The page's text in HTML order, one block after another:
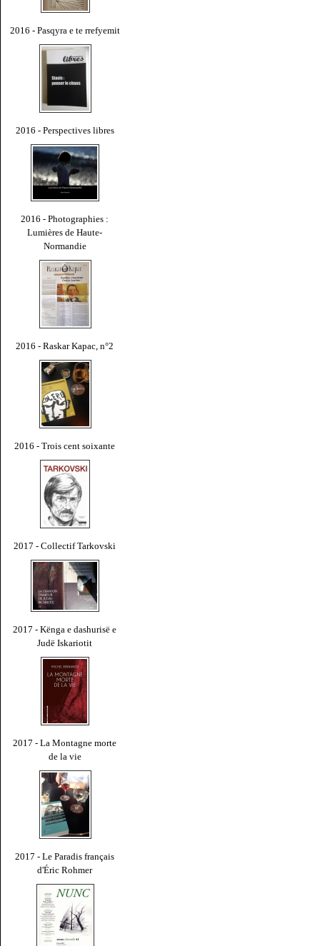
2016 - Pasqyra e te rrefyemit
2016 - Perspectives libres
2016 - Photographies :
Lumières de Haute-
Normandie
2016 - Raskar Kapac, n°2
2016 - Trois cent soixante
2017 - Collectif Tarkovski
2017 - Kënga e dashurisë e
Judë Iskariotit
2017 - La Montagne morte
de la vie
2017 - Le Paradis français
d'Éric Rohmer